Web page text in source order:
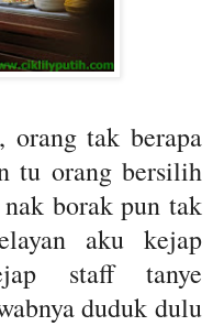
orang tak berapa
tu orang bersilih
borak pun tak
aku kejap
staff tanye
duduk dulu